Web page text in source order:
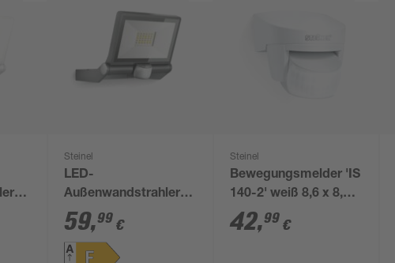
Steinel
LED-
Außenwandstrahler
'XLED ONE ' mit
Bewegungssensor
18,6 W 2050 lm
59,99 €
Steinel
Bewegungsmelder 'IS
140-2' weiß 8,6 x 8,2 x
9,9 cm
42,99 €